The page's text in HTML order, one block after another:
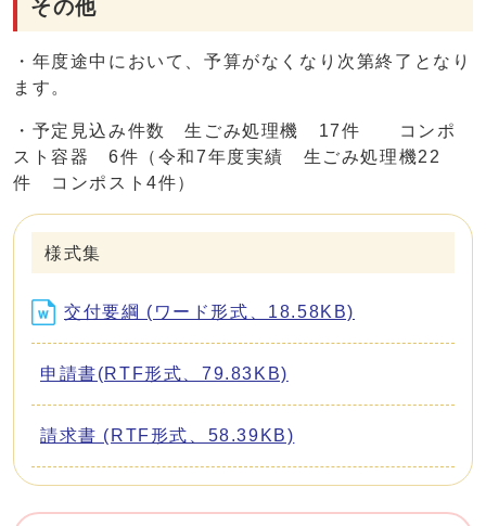
その他
・年度途中において、予算がなくなり次第終了となり
ます。
・予定見込み件数 生ごみ処理機 17件 コンポ
スト容器 6件（令和7年度実績 生ごみ処理機22
件 コンポスト4件）
様式集
交付要綱 (ワード形式、18.58KB)
申請書(RTF形式、79.83KB)
請求書 (RTF形式、58.39KB)